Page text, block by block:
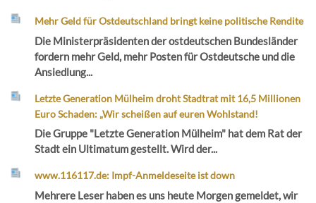
Mehr Geld für Ostdeutschland bringt keine politische Rendite
Die Ministerpräsidenten der ostdeutschen Bundesländer
fordern mehr Geld, mehr Posten für Ostdeutsche und die
Ansiedlung...
Letzte Generation Mülheim droht Stadtrat mit 16,5 Millionen
Euro Schaden: „Wir scheißen auf euren Wohlstand!
Die Gruppe "Letzte Generation Mülheim" hat dem Rat der
Stadt ein Ultimatum gestellt. Wird der...
www.116117.de: Impf-Anmeldeseite ist down
Mehrere Leser haben es uns heute Morgen gemeldet, wir